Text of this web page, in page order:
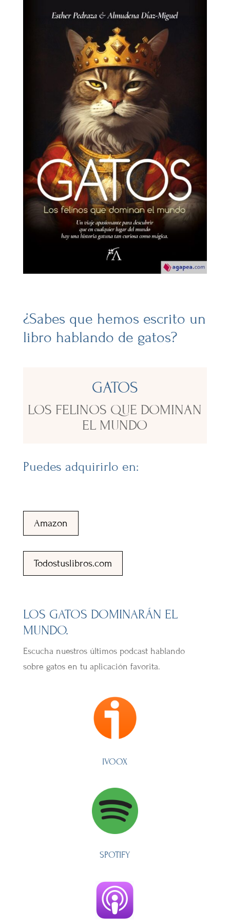
¿Sabes que hemos escrito un
libro hablando de gatos?
GATOS
LOS FELINOS QUE DOMINAN
EL MUNDO
Puedes adquirirlo en:
Amazon
Todostuslibros.com
LOS GATOS DOMINARÁN EL
MUNDO.
Escucha nuestros últimos podcast hablando
sobre gatos en tu aplicación favorita.
IVOOX
SPOTIFY